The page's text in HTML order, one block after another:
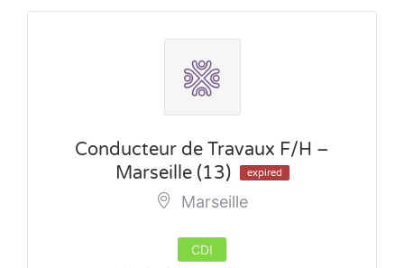
Conducteur de Travaux F/H –
Marseille (13)
expired
Marseille
CDI